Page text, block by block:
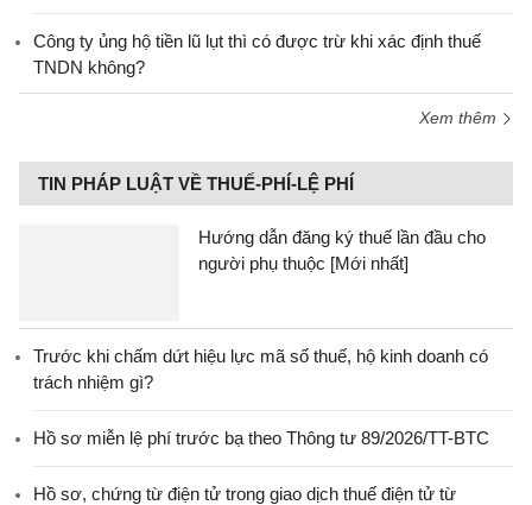
Công ty ủng hộ tiền lũ lụt thì có được trừ khi xác định thuế
TNDN không?
Xem thêm
TIN PHÁP LUẬT VỀ THUẾ-PHÍ-LỆ PHÍ
Hướng dẫn đăng ký thuế lần đầu cho
người phụ thuộc [Mới nhất]
Trước khi chấm dứt hiệu lực mã số thuế, hộ kinh doanh có
trách nhiệm gì?
Hồ sơ miễn lệ phí trước bạ theo Thông tư 89/2026/TT-BTC
Hồ sơ, chứng từ điện tử trong giao dịch thuế điện tử từ